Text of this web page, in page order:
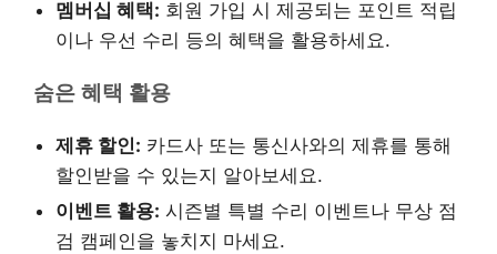
멤버십 혜택: 회원 가입 시 제공되는 포인트 적립
이나 우선 수리 등의 혜택을 활용하세요.
숨은 혜택 활용
제휴 할인: 카드사 또는 통신사와의 제휴를 통해
할인받을 수 있는지 알아보세요.
이벤트 활용: 시즌별 특별 수리 이벤트나 무상 점
검 캠페인을 놓치지 마세요.